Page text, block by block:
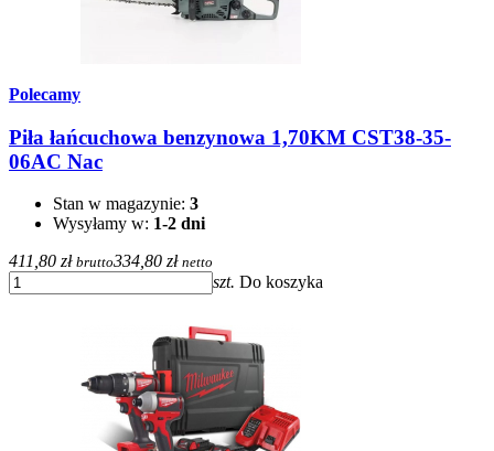
Polecamy
Piła łańcuchowa benzynowa 1,70KM CST38-35-
06AC Nac
Stan w magazynie: 3
Wysyłamy w: 1-2 dni
411,80 zł brutto334,80 zł netto
szt. Do koszyka